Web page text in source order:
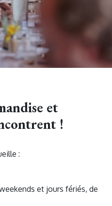
et
!
:
et jours fériés, de